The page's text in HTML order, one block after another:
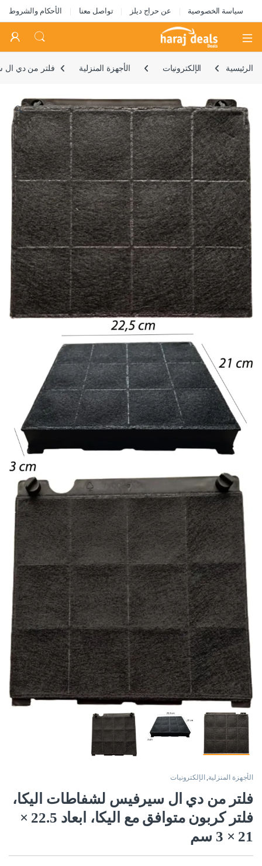
سياسة الخصوصية عن حراج ديلز تواصل معنا الأحكام والشروط
Open
الرئيسية الإلكترونيات الأجهزة المنزلية فلتر من دي ال
🔍
الأجهزة المنزلية, الإلكترونيات
فلتر من دي ال سيرفيس لشفاطات اليكا،
فلتر كربون متوافق مع اليكا، ابعاد 22.5 ×
21 × 3 سم